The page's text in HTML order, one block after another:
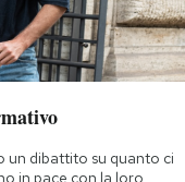
un dibattito su quanto ci